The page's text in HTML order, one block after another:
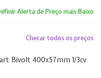
Alerta de Preço mais Baixo
Checar todos os preços
Bivolt 400x57mm 1/3cv